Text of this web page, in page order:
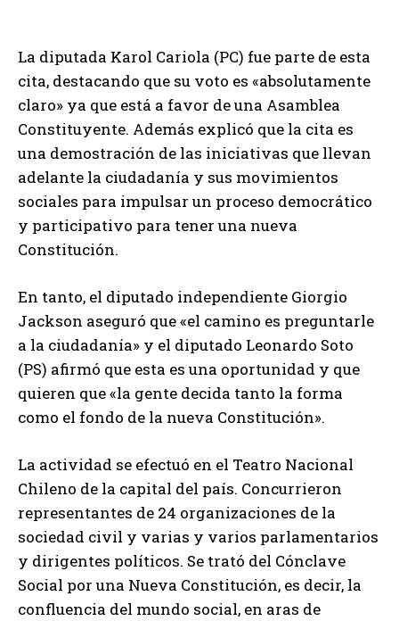
La diputada Karol Cariola (PC) fue parte de esta
cita, destacando que su voto es «absolutamente
claro» ya que está a favor de una Asamblea
Constituyente. Además explicó que la cita es
una demostración de las iniciativas que llevan
adelante la ciudadanía y sus movimientos
sociales para impulsar un proceso democrático
y participativo para tener una nueva
Constitución.
En tanto, el diputado independiente Giorgio
Jackson aseguró que «el camino es preguntarle
a la ciudadanía» y el diputado Leonardo Soto
(PS) afirmó que esta es una oportunidad y que
quieren que «la gente decida tanto la forma
como el fondo de la nueva Constitución».
La actividad se efectuó en el Teatro Nacional
Chileno de la capital del país. Concurrieron
representantes de 24 organizaciones de la
sociedad civil y varias y varios parlamentarios
y dirigentes políticos. Se trató del Cónclave
Social por una Nueva Constitución, es decir, la
confluencia del mundo social, en aras de